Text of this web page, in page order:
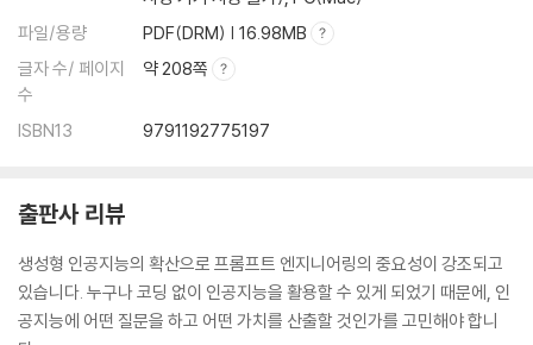
파일/용량
PDF(DRM) | 16.98MB
글자 수/ 페이지
수
약 208쪽
ISBN13 9791192775197
출판사 리뷰
생성형 인공지능의 확산으로 프롬프트 엔지니어링의 중요성이 강조되고
있습니다. 누구나 코딩 없이 인공지능을 활용할 수 있게 되었기 때문에, 인
공지능에 어떤 질문을 하고 어떤 가치를 산출할 것인가를 고민해야 합니